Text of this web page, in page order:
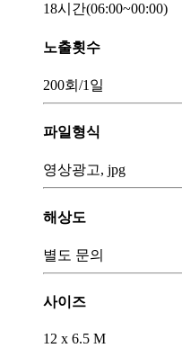
18시간(06:00~00:00)
노출횟수
200회 /1일
파일형식
영상광고, jpg
해상도
별도 문의
사이즈
12 x 6.5 M